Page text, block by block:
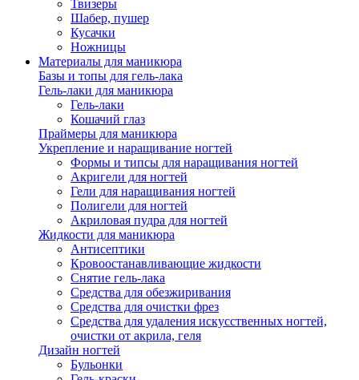
Твизеры
Шабер, пушер
Кусачки
Ножницы
Материалы для маникюра
Базы и топы для гель-лака
Гель-лаки для маникюра
Гель-лаки
Кошачий глаз
Праймеры для маникюра
Укрепление и наращивание ногтей
Формы и типсы для наращивания ногтей
Акригели для ногтей
Гели для наращивания ногтей
Полигели для ногтей
Акриловая пудра для ногтей
Жидкости для маникюра
Антисептики
Кровоостанавливающие жидкости
Снятие гель-лака
Средства для обезжиривания
Средства для очистки фрез
Средства для удаления искусственных ногтей,
очистки от акрила, геля
Дизайн ногтей
Бульонки